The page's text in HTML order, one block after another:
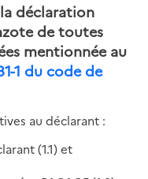
déclaration
de toutes
mentionnée au
1 du code de
au déclarant :
(1.1) et